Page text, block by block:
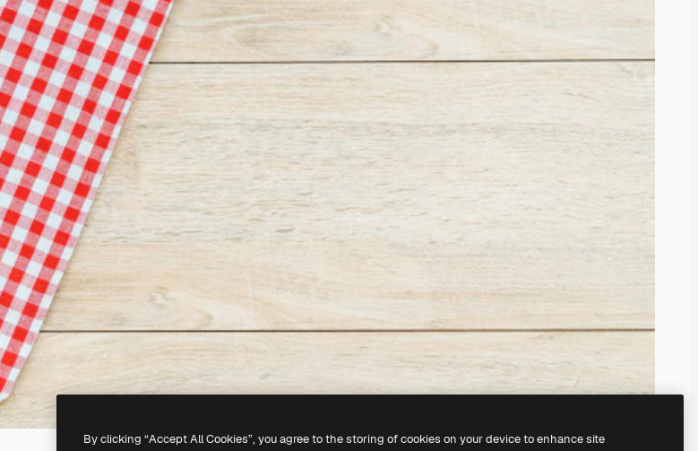
By clicking “Accept All Cookies”, you agree to the storing of cookies on your device to enhance site